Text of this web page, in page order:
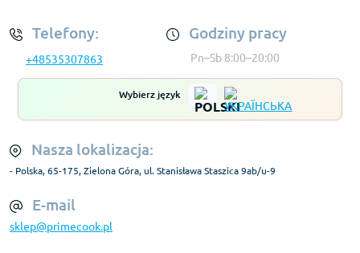
Telefony:
+48535307863
Godziny pracy
Pn–Sb 8:00–20:00
Wybierz język
Nasza lokalizacja:
- Polska, 65-175, Zielona Góra, ul. Stanisława Staszica 9ab/u-9
E-mail
sklep@primecook.pl